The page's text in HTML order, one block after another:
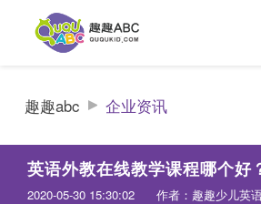
趣趣abc 企业资讯
英语外教在线教学课程哪个好
2020-05-30 15:30:02 作者：趣趣少儿英